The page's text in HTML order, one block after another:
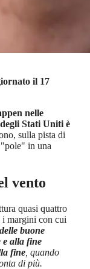
il 17
nelle
Stati Uniti è
sulla pista di
in una
vento
quasi quattro
i margini con cui
buone
e alla fine
fine , quando
di più.